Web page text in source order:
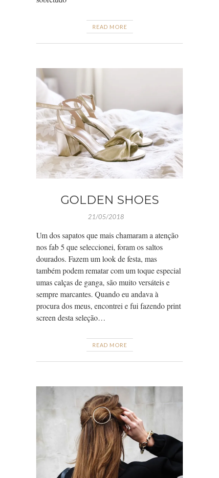
READ MORE
GOLDEN SHOES
21/05/2018
Um dos sapatos que mais chamaram a atenção
nos fab 5 que seleccionei, foram os saltos
dourados. Fazem um look de festa, mas
também podem rematar com um toque especial
umas calças de ganga, são muito versáteis e
sempre marcantes. Quando eu andava à
procura dos meus, encontrei e fui fazendo print
screen desta seleção…
READ MORE